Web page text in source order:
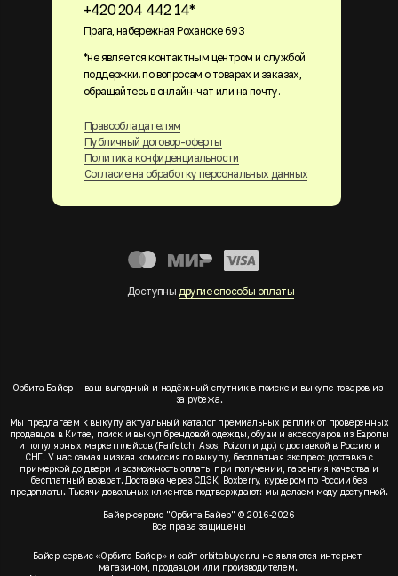
+420 204 442 14*
Прага, набережная Роханске 693
Правообладателям
Публичный договор-оферты
Политика конфиденциальности
Согласие на обработку персональных данных
Доступны другие способы оплаты
*не является контактным центром и службой
поддержки. по вопросам о товарах и заказах,
обращайтесь в онлайн-чат или на почту.
Орбита Байер — ваш выгодный и надёжный спутник в поиске и выкупе товаров из-
за рубежа.
Мы предлагаем к выкупу актуальный каталог премиальных реплик от проверенных
продавцов в Китае, поиск и выкуп брендовой одежды, обуви и аксессуаров из Европы
и популярных маркетплейсов (Farfetch, Asos, Poizon и др.) с доставкой в Россию и
СНГ. У нас самая низкая комиссия по выкупу, бесплатная экспресс доставка с
примеркой до двери и возможность оплаты при получении, гарантия качества и
бесплатный возврат. Доставка через СДЭК, Boxberry, курьером по России без
предоплаты. Тысячи довольных клиентов подтверждают: мы делаем моду доступной.
Байер-сервис "Орбита Байер" © 2016-2026
Все права защищены
Байер-сервис «Орбита Байер» и сайт orbitabuyer.ru не являются интернет-
магазином, продавцом или производителем.